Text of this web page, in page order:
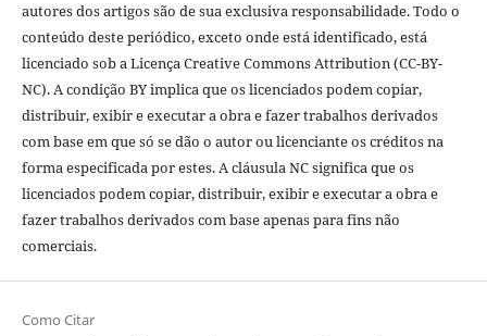
autores dos artigos são de sua exclusiva responsabilidade. Todo o
conteúdo deste periódico, exceto onde está identificado, está
licenciado sob a Licença Creative Commons Attribution (CC-BY-
NC). A condição BY implica que os licenciados podem copiar,
distribuir, exibir e executar a obra e fazer trabalhos derivados
com base em que só se dão o autor ou licenciante os créditos na
forma especificada por estes. A cláusula NC significa que os
licenciados podem copiar, distribuir, exibir e executar a obra e
fazer trabalhos derivados com base apenas para fins não
comerciais.
Como Citar